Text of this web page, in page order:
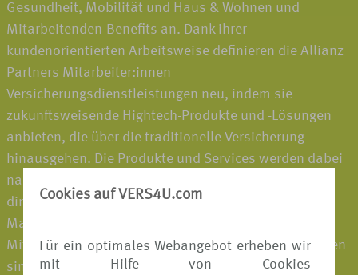
Cookies auf VERS4U.com
Für ein optimales Webangebot erheben wir
mit Hilfe von Cookies
Gesundheit, Mobilität und Haus & Wohnen und
Mitarbeitenden-Benefits an. Dank ihrer
kundenorientierten Arbeitsweise definieren die Allianz
Partners Mitarbeiter:innen
Versicherungsdienstleistungen neu, indem sie
zukunftsweisende Hightech-Produkte und -Lösungen
anbieten, die über die traditionelle Versicherung
hinausgehen. Die Produkte und Services werden dabei
nahtlos in das Geschäft der Partner eingebettet oder
direkt an die Kund:innen verkauft und sind unter der
Marke Allianz erhältlich. Rund 21.900
Mitarbeiter:innen, die in mehr als 75 Ländern vertreten
sind, bearbeiten jährlich etwa 72,5 Millionen Fälle in